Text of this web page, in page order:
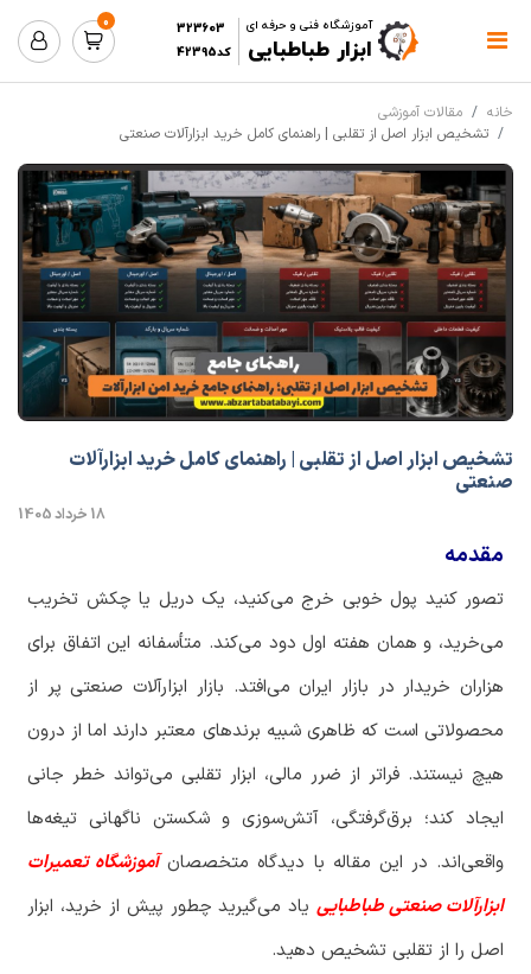
آموزشگاه فنی و حرفه ای
ابزار طباطبایی
323603
کد42395
0
خانه
مقالات آموزشی
تشخیص ابزار اصل از تقلبی | راهنمای کامل خرید ابزارآلات صنعتی
تشخیص ابزار اصل از تقلبی | راهنمای کامل خرید ابزارآلات
صنعتی
18 خرداد 1405
مقدمه
تصور کنید پول خوبی خرج می‌کنید، یک دریل یا چکش تخریب
می‌خرید، و همان هفته اول دود می‌کند. متأسفانه این اتفاق برای
هزاران خریدار در بازار ایران می‌افتد. بازار ابزارآلات صنعتی پر از
محصولاتی است که ظاهری شبیه برندهای معتبر دارند اما از درون
هیچ نیستند. فراتر از ضرر مالی، ابزار تقلبی می‌تواند خطر جانی
ایجاد کند؛ برق‌گرفتگی، آتش‌سوزی و شکستن ناگهانی تیغه‌ها
واقعی‌اند. در این مقاله با دیدگاه متخصصان آموزشگاه تعمیرات
ابزارآلات صنعتی طباطبایی یاد می‌گیرید چطور پیش از خرید، ابزار
اصل را از تقلبی تشخیص دهید.